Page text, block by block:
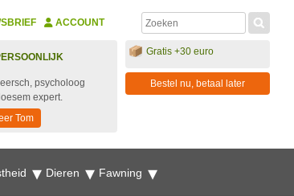
ACCOUNT
psycholoog
expert.
Tom
Gratis +30 euro
Bestel nu, betaal later
Dieren Fawning